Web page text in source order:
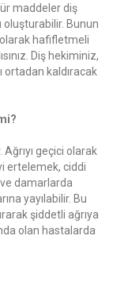
maddeler diş
oluşturabilir. Bunun
olarak hafifletmeli
Diş hekiminiz,
ortadan kaldıracak
geçici olarak
ertelemek, ciddi
damarlarda
yayılabilir. Bu
şiddetli ağrıya
olan hastalarda